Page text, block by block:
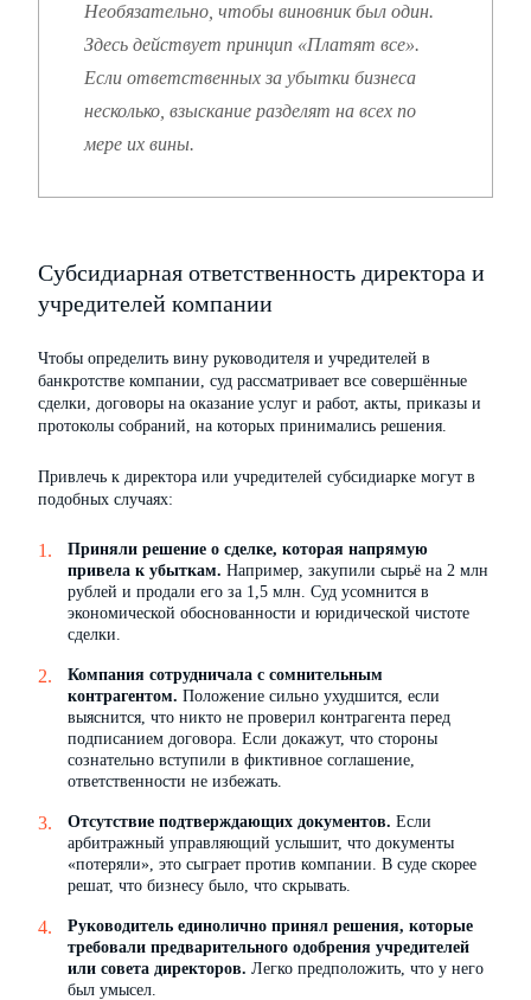
Необязательно, чтобы виновник был один.
Здесь действует принцип «Платят все».
Если ответственных за убытки бизнеса
несколько, взыскание разделят на всех по
мере их вины.
Субсидиарная ответственность директора и
учредителей компании
Чтобы определить вину руководителя и учредителей в
банкротстве компании, суд рассматривает все совершённые
сделки, договоры на оказание услуг и работ, акты, приказы и
протоколы собраний, на которых принимались решения.
Привлечь к директора или учредителей субсидиарке могут в
подобных случаях:
Приняли решение о сделке, которая напрямую
привела к убыткам. Например, закупили сырьё на 2 млн
рублей и продали его за 1,5 млн. Суд усомнится в
экономической обоснованности и юридической чистоте
сделки.
Компания сотрудничала с сомнительным
контрагентом. Положение сильно ухудшится, если
выяснится, что никто не проверил контрагента перед
подписанием договора. Если докажут, что стороны
сознательно вступили в фиктивное соглашение,
ответственности не избежать.
Отсутствие подтверждающих документов. Если
арбитражный управляющий услышит, что документы
«потеряли», это сыграет против компании. В суде скорее
решат, что бизнесу было, что скрывать.
Руководитель единолично принял решения, которые
требовали предварительного одобрения учредителей
или совета директоров. Легко предположить, что у него
был умысел.